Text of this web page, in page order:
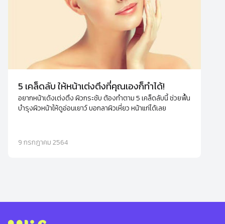
5 เคล็ดลับ ให้หน้าเต่งตึงที่คุณเองก็ทำได้!
อยากหน้าเด้งเต่งตึง ผิวกระชับ ต้องทำตาม 5 เคล็ดลับนี้ ช่วยฟื้น
บำรุงผิวหน้าให้ดูอ่อนเยาว์ บอกลาผิวเหี่ยว หน้าแก่ได้เลย
9 กรกฎาคม 2564